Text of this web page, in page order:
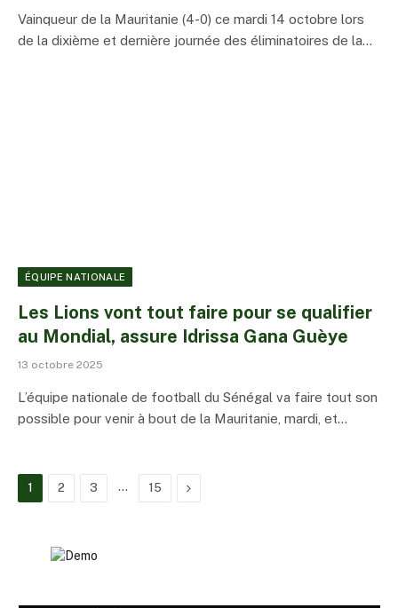
Vainqueur de la Mauritanie (4-0) ce mardi 14 octobre lors
de la dixième et dernière journée des éliminatoires de la…
ÉQUIPE NATIONALE
Les Lions vont tout faire pour se qualifier
au Mondial, assure Idrissa Gana Guèye
13 octobre 2025
L’équipe nationale de football du Sénégal va faire tout son
possible pour venir à bout de la Mauritanie, mardi, et…
1 2 3 … 15 Suivant